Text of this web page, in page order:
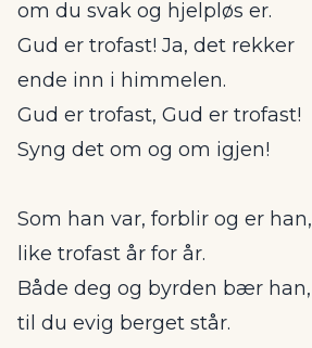
om du svak og hjelpløs er.
Gud er trofast! Ja, det rekker
ende inn i himmelen.
Gud er trofast, Gud er trofast!
Syng det om og om igjen!
Som han var, forblir og er han,
like trofast år for år.
Både deg og byrden bær han,
til du evig berget står.